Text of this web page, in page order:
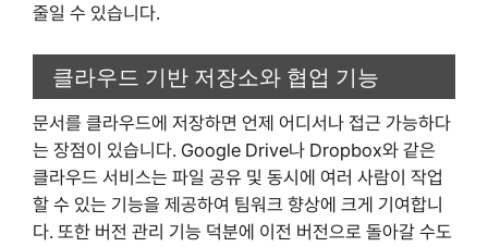
줄일 수 있습니다.
클라우드 기반 저장소와 협업 기능
문서를 클라우드에 저장하면 언제 어디서나 접근 가능하다
는 장점이 있습니다. Google Drive나 Dropbox와 같은
클라우드 서비스는 파일 공유 및 동시에 여러 사람이 작업
할 수 있는 기능을 제공하여 팀워크 향상에 크게 기여합니
다. 또한 버전 관리 기능 덕분에 이전 버전으로 돌아갈 수도